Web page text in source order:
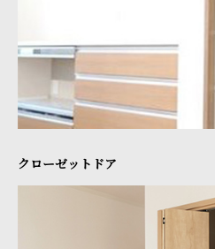
クローゼットドア